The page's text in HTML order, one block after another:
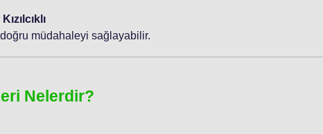
Kızılcıklı
müdahaleyi sağlayabilir.
Nelerdir?